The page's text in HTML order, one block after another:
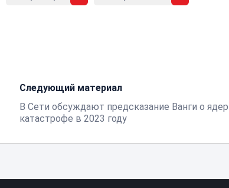
Следующий материал
В Сети обсуждают предсказание Ванги о
катастрофе в 2023 году